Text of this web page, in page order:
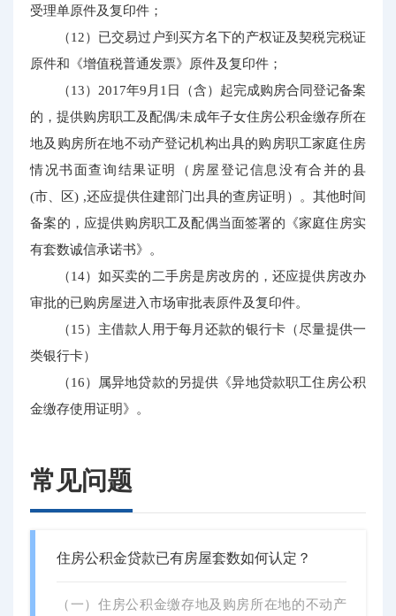
受理单原件及复印件；
（12）已交易过户到买方名下的产权证及契税完税证
原件和《增值税普通发票》原件及复印件；
（13）2017年9月1日（含）起完成购房合同登记备案
的，提供购房职工及配偶/未成年子女住房公积金缴存所在
地及购房所在地不动产登记机构出具的购房职工家庭住房
情况书面查询结果证明（房屋登记信息没有合并的县
(市、区) ,还应提供住建部门出具的查房证明）。其他时间
备案的，应提供购房职工及配偶当面签署的《家庭住房实
有套数诚信承诺书》。
（14）如买卖的二手房是房改房的，还应提供房改办
审批的已购房屋进入市场审批表原件及复印件。
（15）主借款人用于每月还款的银行卡（尽量提供一
类银行卡）
（16）属异地贷款的另提供《异地贷款职工住房公积
金缴存使用证明》。
常见问题
住房公积金贷款已有房屋套数如何认定？
（一）住房公积金缴存地及购房所在地的不动产